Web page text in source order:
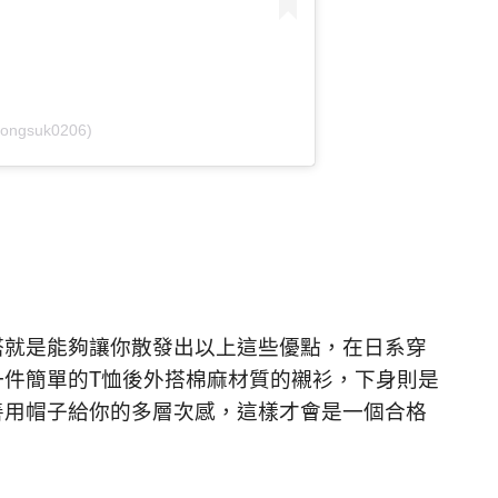
是能夠讓你散發出以上這些優點，在日系穿
簡單的T恤後外搭棉麻材質的襯衫，下身則是
帽子給你的多層次感，這樣才會是一個合格